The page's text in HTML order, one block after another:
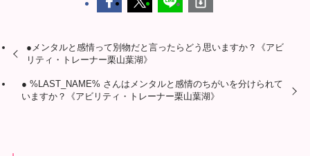
●メンタルと感情って別物だと言ったらどう思いますか？《アビ
リティ・トレーナー栗山葉湖》
● %LAST_NAME% さんはメンタルと感情のちがいを分けられて
いますか？《アビリティ・トレーナー栗山葉湖》